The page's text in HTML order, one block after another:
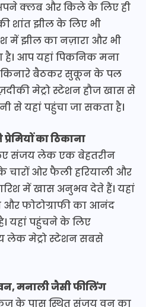
क्लब और किले के लिए ही
शांत झील के लिए भी
में झील का नज़ारा और भी
है। आप यहां पिकनिक मना
बैठकर सुकून के पल
मेट्रो स्टेशन हौज खास से
से यहां पहुंचा जा सकता है।
का ठिकाना
संजय लेक एक बेहतरीन
चारों ओर फैली हरियाली और
में खास अनुभव देते हैं। यहां
और फोटोग्राफी का आनंद
यहां पहुंचने के लिए
लेक मेट्रो स्टेशन सबसे
मनाली जैसी फीलिंग
के पास स्थित संजय वन का